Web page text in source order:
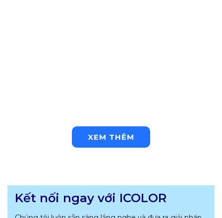
XEM THÊM
Kết nối ngay với ICOLOR